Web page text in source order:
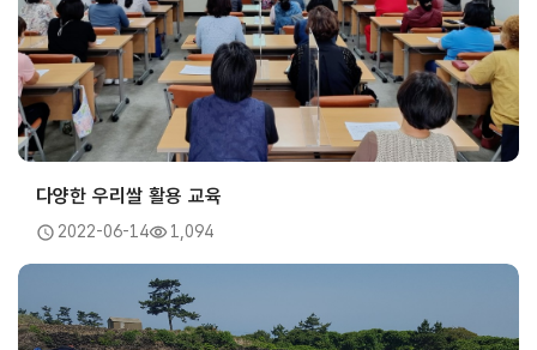
다양한 우리쌀 활용 교육
2022-06-14 1,094